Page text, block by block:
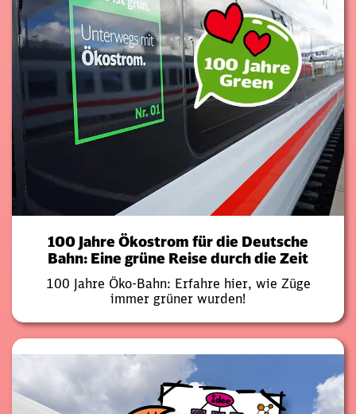
100 Jahre Ökostrom für die Deutsche
Bahn: Eine grüne Reise durch die Zeit
100 Jahre Öko-Bahn: Erfahre hier, wie Züge
immer grüner wurden!